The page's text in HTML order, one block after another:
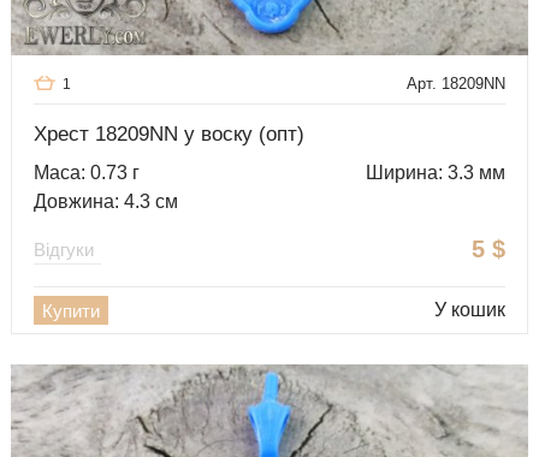
Арт. 18209NN
1
Хрест 18209NN у воску (опт)
Маса: 0.73 г
Ширина: 3.3 мм
Довжина: 4.3 см
5 $
Відгуки
Купити У кошик